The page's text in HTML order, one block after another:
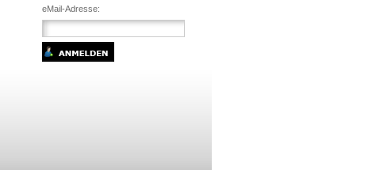
eMail-Adresse: